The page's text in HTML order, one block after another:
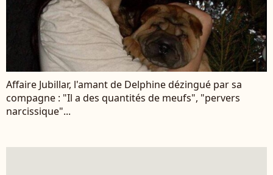
Affaire Jubillar, l'amant de Delphine dézingué par sa
compagne : "Il a des quantités de meufs", "pervers
narcissique"...